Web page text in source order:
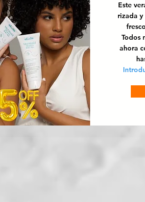
Este
rizada
Todos
ahora